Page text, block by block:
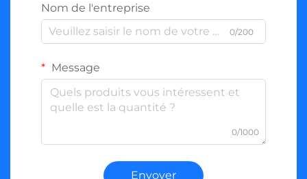
Nom de l'entreprise
0/200
Message
0/1000
Envoyer